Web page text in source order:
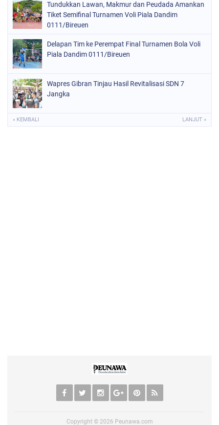
Tundukkan Lawan, Makmur dan Peudada Amankan
Tiket Semifinal Turnamen Voli Piala Dandim
0111/Bireuen
Delapan Tim ke Perempat Final Turnamen Bola Voli
Piala Dandim 0111/Bireuen
Wapres Gibran Tinjau Hasil Revitalisasi SDN 7
Jangka
« KEMBALI LANJUT »
Copyright © 2026 Peunawa.com